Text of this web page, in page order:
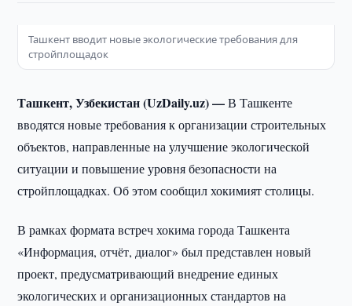
Ташкент вводит новые экологические требования для
стройплощадок
Ташкент, Узбекистан (UzDaily.uz) —В Ташкенте
вводятся новые требования к организации строительных
объектов, направленные на улучшение экологической
ситуации и повышение уровня безопасности на
стройплощадках. Об этом сообщил хокимият столицы.
В рамках формата встреч хокима города Ташкента
«Информация, отчёт, диалог» был представлен новый
проект, предусматривающий внедрение единых
экологических и организационных стандартов на